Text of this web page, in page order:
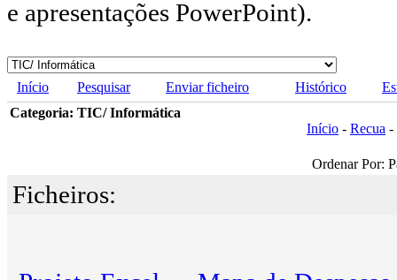
e apresentações PowerPoint).
Início Pesquisar Enviar ficheiro Histórico
Categoria: TIC/ Informática
Início - Recua -
Ordenar Por:
Ficheiros: